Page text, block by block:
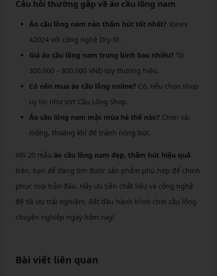
Câu hỏi thường gặp về áo cầu lông nam
Áo cầu lông nam nào thấm hút tốt nhất? Yonex
A2024 với công nghệ Dry-fit.
Giá áo cầu lông nam trung bình bao nhiêu? Từ
300.000 – 800.000 VNĐ tùy thương hiệu.
Có nên mua áo cầu lông online? Có, nếu chọn shop
uy tín như Vợt Cầu Lông Shop.
Áo cầu lông nam mặc mùa hè thế nào? Chọn vải
mỏng, thoáng khí để tránh nóng bức.
Với 20 mẫu áo cầu lông nam đẹp, thấm hút hiệu quả
trên, bạn dễ dàng tìm được sản phẩm phù hợp để chinh
phục mọi trận đấu. Hãy ưu tiên chất liệu và công nghệ
để tối ưu trải nghiệm. Bắt đầu hành trình chơi cầu lông
chuyên nghiệp ngay hôm nay!
Bài viết liên quan